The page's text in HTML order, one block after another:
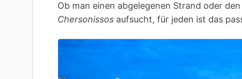
Ob man einen abgelegenen Strand oder
Chersonissos aufsucht, für jeden ist das